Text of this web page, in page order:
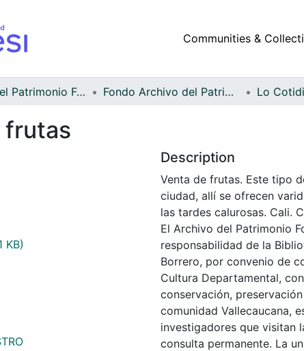
Communities &
Archivo del Patrimonio Fotográfico y Fílmico del Valle del Cauca Fondo Archivo del Patrimonio Fotográfico y Fílmico del Valle del Cauca Lo
frutas
KB)
Description
Venta de frutas. Este tipo
ciudad, allí se ofrecen
las tardes calurosas. Cali.
El Archivo del Patrimonio
responsabilidad de la
Borrero, por convenio de
Cultura Departamental,
conservación,
comunidad Vallecaucana,
investigadores que visitan
consulta permanente. La